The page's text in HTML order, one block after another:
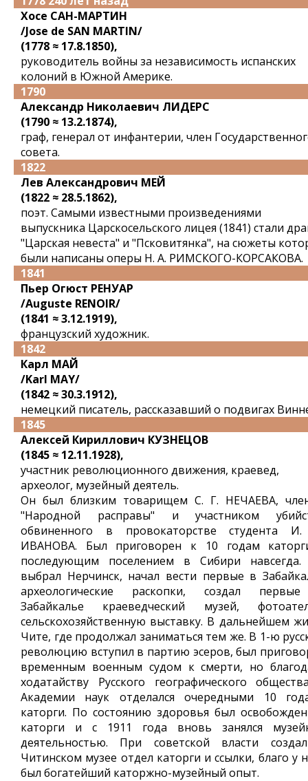
Хосе САН-МАРТИН
/Jose de SAN MARTIN/
(1778 ≈ 17.8.1850),
руководитель войны за независимость испанских
колоний в Южной Америке.
1790
Александр Николаевич ЛИДЕРС
(1790 ≈ 13.2.1874),
граф, генерал от инфантерии, член
совета.
1822
Лев Александрович МЕЙ
(1822 ≈ 28.5.1862),
поэт. Самыми известными произведениями
выпускника Царскосельского лицея (1841) стали
"Царская невеста" и "Псковитянка", на сюжеты
были написаны оперы Н. А. РИМСКОГО-КОРСАКОВА.
1841
Пьер Огюст РЕНУАР
/Auguste RENOIR/
(1841 ≈ 3.12.1919),
французский художник.
1842
Карл МАЙ
/Karl MAY/
(1842 ≈ 30.3.1912),
немецкий писатель, рассказавший о подвигах
1845
Алексей Кириллович КУЗНЕЦОВ
(1845 ≈ 12.11.1928),
участник революционного движения, краевед,
археолог, музейный деятель.
Он был близким товарищем С. Г. НЕЧАЕВА,
"Народной расправы" и участником
обвиненного в провокаторстве студента
ИВАНОВА. Был приговорен к 10 годам
последующим поселением в Сибири
выбрал Нерчинск, начал вести первые в
археологические раскопки, создал
Забайкалье краеведческий музей,
сельскохозяйственную выставку. В дальнейшем
Чите, где продолжал заниматься тем же. В 1-ю
революцию вступил в партию эсеров, был
временным военным судом к смерти, но
ходатайству Русского географического
Академии наук отделался очередными 10
каторги. По состоянию здоровья был
каторги и с 1911 года вновь занялся
деятельностью. При советской власти
Читинском музее отдел каторги и ссылки, благо у
был богатейший каторжно-музейный опыт.